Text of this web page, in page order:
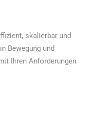
skalierbar und
Bewegung und
Ihren Anforderungen